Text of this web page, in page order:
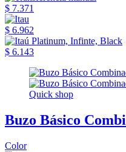
$ 7.371
$ 6.962
$ 6.143
Quick shop
Buzo Básico
Color